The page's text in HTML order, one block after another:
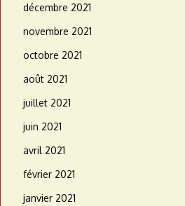
décembre 2021
novembre 2021
octobre 2021
août 2021
juillet 2021
juin 2021
avril 2021
février 2021
janvier 2021